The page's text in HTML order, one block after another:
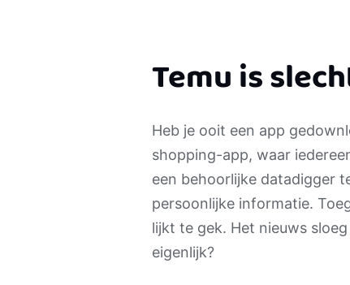
Temu is
Heb je ooit een app
shopping-app, waar
een behoorlijke datadigger
persoonlijke informatie.
lijkt te gek. Het nieuws
eigenlijk?